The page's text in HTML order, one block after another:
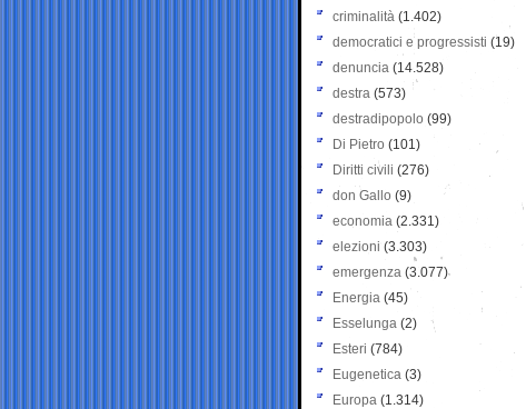
criminalità (1.402)
democratici e progressisti (19)
denuncia (14.528)
destra (573)
destradipopolo (99)
Di Pietro (101)
Diritti civili (276)
don Gallo (9)
economia (2.331)
elezioni (3.303)
emergenza (3.077)
Energia (45)
Esselunga (2)
Esteri (784)
Eugenetica (3)
Europa (1.314)